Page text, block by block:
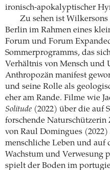
ironisch-apokalyptischer
Zu sehen ist
Berlin im Rahmen eines
Forum und Forum
Sommerprogramms, das
Verhältnis von Mensch und
Anthropozän manifest
und seine Rolle als
eher am Rande. Filme wie
Solitude (2022) über die auf
forschende Naturschützerin
von Raul Domingues
menschliche Leben und
Wachstum und Verwesung
spielt der Boden im